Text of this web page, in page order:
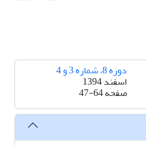
دوره 8، شماره 3 و 4
اسفند 1394
صفحه47-64